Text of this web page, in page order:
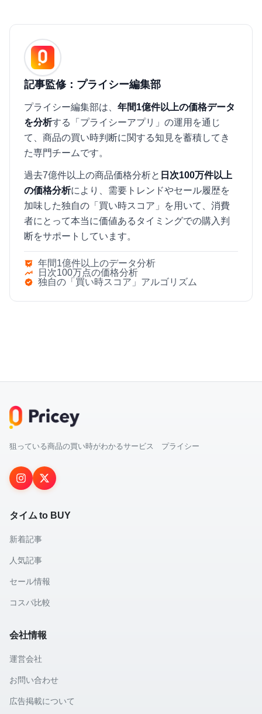
記事監修：プライシー編集部
プライシー編集部は、 年間1億件以上の価格データ
を分析する「プライシーアプリ」の運用を通じ
て、商品の買い時判断に関する知見を蓄積してき
た専門チームです。
過去7億件以上の商品価格分析と 日次100万件以上
の価格分析により、需要トレンドやセール履歴を
加味した独自の「買い時スコア」を用いて、消費
者にとって本当に価値あるタイミングでの購入判
断をサポートしています。
年間1億件以上のデータ分析
日次100万点の価格分析
独自の「買い時スコア」アルゴリズム
狙っている商品の買い時がわかるサービス プライシー
タイム to BUY
新着記事
人気記事
セール情報
コスパ比較
会社情報
運営会社
お問い合わせ
広告掲載について